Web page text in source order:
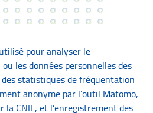
pour analyser le
les données personnelles des
statistiques de fréquentation
anonyme par l’outil Matomo,
CNIL, et l’enregistrement des